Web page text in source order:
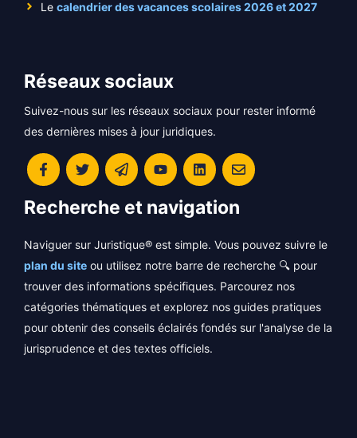
Le calendrier des vacances scolaires 2026 et 2027
Réseaux sociaux
Suivez-nous sur les réseaux sociaux pour rester informé
des dernières mises à jour juridiques.
Recherche et navigation
Naviguer sur Juristique® est simple. Vous pouvez suivre le
plan du site ou utilisez notre barre de recherche 🔍 pour
trouver des informations spécifiques. Parcourez nos
catégories thématiques et explorez nos guides pratiques
pour obtenir des conseils éclairés fondés sur l'analyse de la
jurisprudence et des textes officiels.